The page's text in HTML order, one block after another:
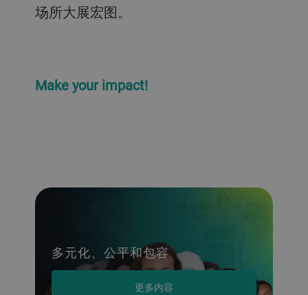
场所大展宏图。
Make your impact!
多元化、公平和包容
更多内容